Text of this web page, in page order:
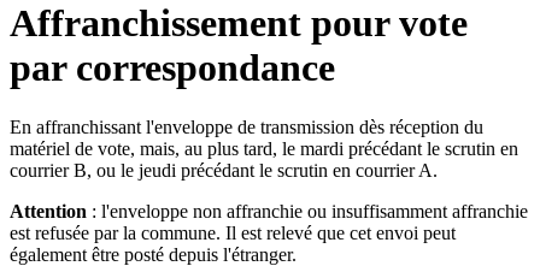
Affranchissement pour vote
par correspondance
En affranchissant l'enveloppe de transmission dès réception du
matériel de vote, mais, au plus tard, le mardi précédant le scrutin en
courrier B, ou le jeudi précédant le scrutin en courrier A.
Attention : l'enveloppe non affranchie ou insuffisamment affranchie
est refusée par la commune. Il est relevé que cet envoi peut
également être posté depuis l'étranger.